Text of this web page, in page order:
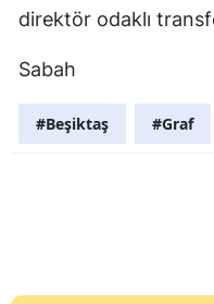
direktör odaklı
Sabah
#Beşiktaş #Graf